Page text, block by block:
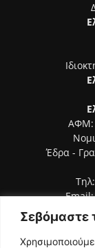
Σεβόμαστε
ΑΦΜ:
Έδρα -
Τηλ: